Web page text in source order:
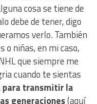
cosa se tiene de
debe de tener, digo
verlo. También
o niñas, en mi caso,
que siempre me
cuando te sientas
para transmitir la
generaciones(aquí